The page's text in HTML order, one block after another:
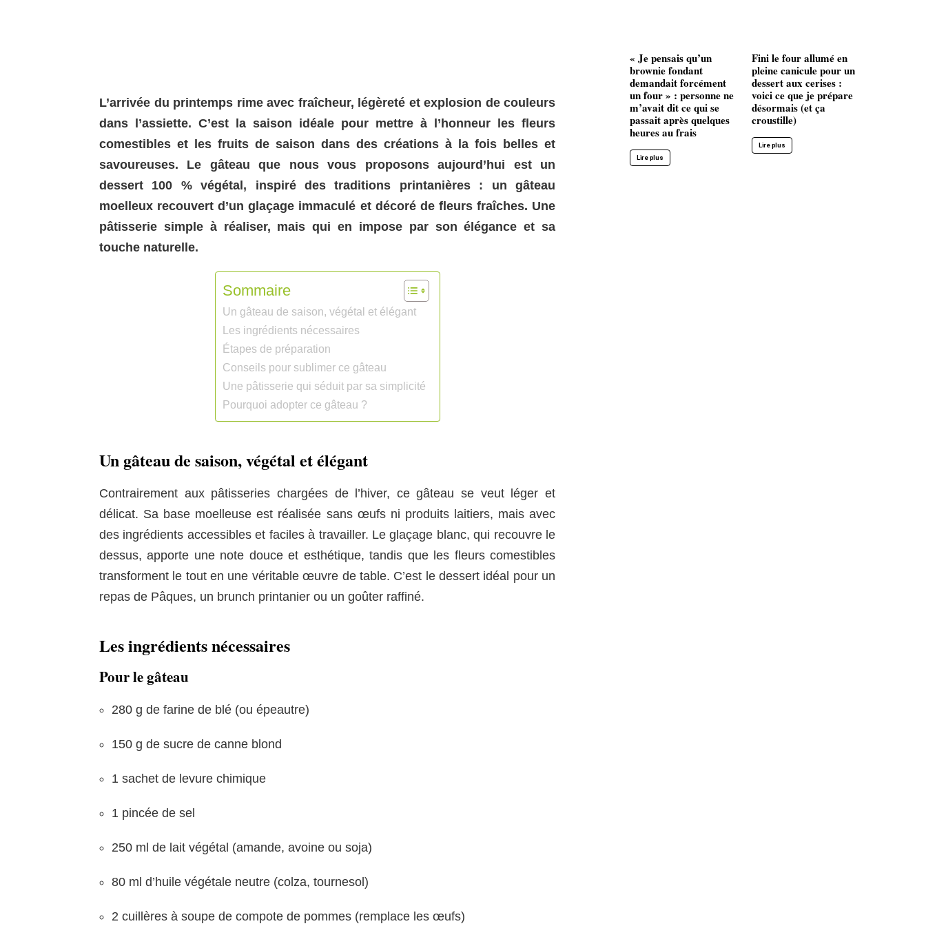
L’arrivée du printemps rime avec fraîcheur, légèreté et explosion de couleurs
dans l’assiette. C’est la saison idéale pour mettre à l’honneur les fleurs
comestibles et les fruits de saison dans des créations à la fois belles et
savoureuses. Le gâteau que nous vous proposons aujourd’hui est un
dessert 100 % végétal, inspiré des traditions printanières : un gâteau
moelleux recouvert d’un glaçage immaculé et décoré de fleurs fraîches. Une
pâtisserie simple à réaliser, mais qui en impose par son élégance et sa
touche naturelle.
Sommaire
Un gâteau de saison, végétal et élégant
Les ingrédients nécessaires
Étapes de préparation
Conseils pour sublimer ce gâteau
Une pâtisserie qui séduit par sa simplicité
Pourquoi adopter ce gâteau ?
Un gâteau de saison, végétal et élégant
Contrairement aux pâtisseries chargées de l’hiver, ce gâteau se veut léger et
délicat. Sa base moelleuse est réalisée sans œufs ni produits laitiers, mais avec
des ingrédients accessibles et faciles à travailler. Le glaçage blanc, qui recouvre le
dessus, apporte une note douce et esthétique, tandis que les fleurs comestibles
transforment le tout en une véritable œuvre de table. C’est le dessert idéal pour un
repas de Pâques, un brunch printanier ou un goûter raffiné.
Les ingrédients nécessaires
Pour le gâteau
280 g de farine de blé (ou épeautre)
150 g de sucre de canne blond
1 sachet de levure chimique
1 pincée de sel
250 ml de lait végétal (amande, avoine ou soja)
80 ml d’huile végétale neutre (colza, tournesol)
2 cuillères à soupe de compote de pommes (remplace les œufs)
« Je pensais qu’un
brownie fondant
demandait forcément
un four » : personne ne
m’avait dit ce qui se
passait après quelques
heures au frais
Lire plus
Fini le four allumé en
pleine canicule pour un
dessert aux cerises :
voici ce que je prépare
désormais (et ça
croustille)
Lire plus